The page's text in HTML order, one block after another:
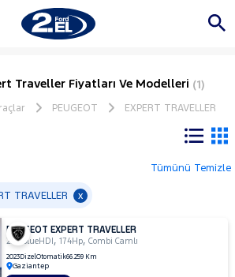
Traveller Fiyatları Ve Modelleri (1)
PEUGEOT EXPERT TRAVELLER
Tümünü Temizle
TRAVELLER x
PEUGEOT EXPERT TRAVELLER
2.0 BlueHDI ,174Hp,Combi Camlı
2023DizelOtomatik66.259 Km
Gaziantep